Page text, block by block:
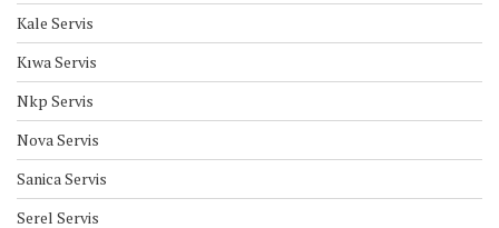
Kale Servis
Kıwa Servis
Nkp Servis
Nova Servis
Sanica Servis
Serel Servis